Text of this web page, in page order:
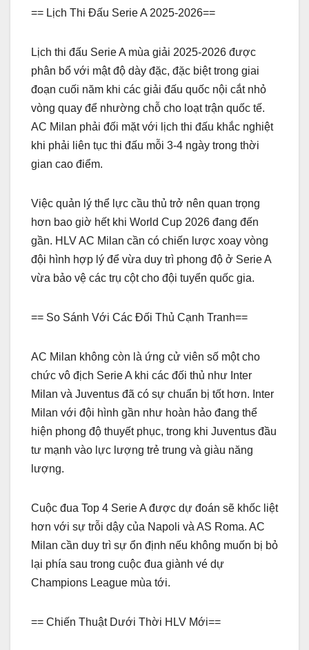
== Lịch Thi Đấu Serie A 2025-2026==
Lịch thi đấu Serie A mùa giải 2025-2026 được
phân bổ với mật độ dày đặc, đặc biệt trong giai
đoạn cuối năm khi các giải đấu quốc nội cắt nhỏ
vòng quay để nhường chỗ cho loạt trận quốc tế.
AC Milan phải đối mặt với lịch thi đấu khắc nghiệt
khi phải liên tục thi đấu mỗi 3-4 ngày trong thời
gian cao điểm.
Việc quản lý thể lực cầu thủ trở nên quan trọng
hơn bao giờ hết khi World Cup 2026 đang đến
gần. HLV AC Milan cần có chiến lược xoay vòng
đội hình hợp lý để vừa duy trì phong độ ở Serie A
vừa bảo vệ các trụ cột cho đội tuyển quốc gia.
== So Sánh Với Các Đối Thủ Cạnh Tranh==
AC Milan không còn là ứng cử viên số một cho
chức vô địch Serie A khi các đối thủ như Inter
Milan và Juventus đã có sự chuẩn bị tốt hơn. Inter
Milan với đội hình gần như hoàn hảo đang thể
hiện phong độ thuyết phục, trong khi Juventus đầu
tư mạnh vào lực lượng trẻ trung và giàu năng
lượng.
Cuộc đua Top 4 Serie A được dự đoán sẽ khốc liệt
hơn với sự trỗi dậy của Napoli và AS Roma. AC
Milan cần duy trì sự ổn định nếu không muốn bị bỏ
lại phía sau trong cuộc đua giành vé dự
Champions League mùa tới.
== Chiến Thuật Dưới Thời HLV Mới==